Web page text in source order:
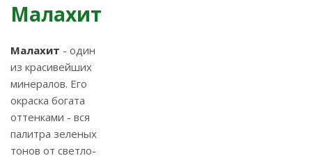
Малахит
Малахит - один
из красивейших
минералов. Его
окраска богата
оттенками - вся
палитра зеленых
тонов от светло-